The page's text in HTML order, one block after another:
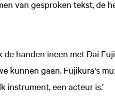
van gesproken tekst, de
handen ineen met Dai
kunnen gaan. Fujikura's
instrument, een acteur is.’